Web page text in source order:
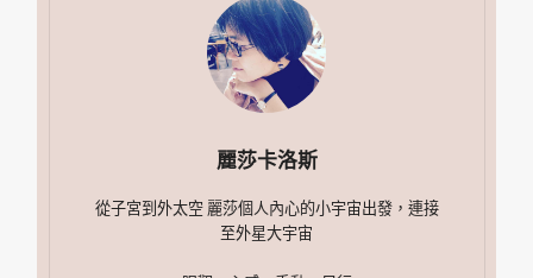
麗莎卡洛斯
從子宮到外太空 麗莎個人內心的小宇宙出發，連接
至外星大宇宙